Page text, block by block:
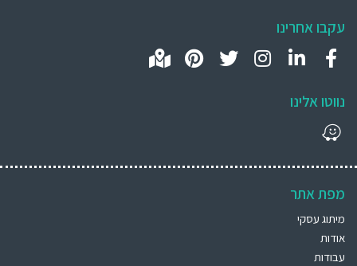
עקבו אחרינו
נווטו אלינו
מפת אתר
מיתוג עסקי
אודות
עבודות